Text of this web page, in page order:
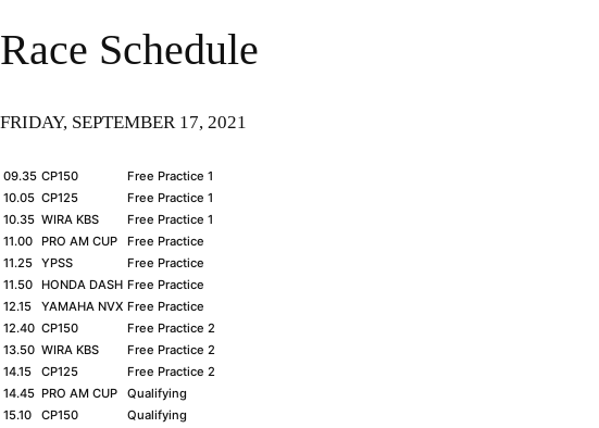
Race Schedule
FRIDAY, SEPTEMBER 17, 2021
09.35 CP150
Free Practice 1
10.05 CP125
Free Practice 1
10.35 WIRA KBS
Free Practice 1
11.00
PRO AM CUP
Free Practice
11.25 YPSS
Free Practice
11.50
HONDA DASH Free Practice
12.15
YAMAHA NVX Free Practice
12.40 CP150
Free Practice 2
13.50 WIRA KBS
Free Practice 2
14.15
CP125
Free Practice 2
14.45 PRO AM CUP
Qualifying
15.10
CP150
Qualifying